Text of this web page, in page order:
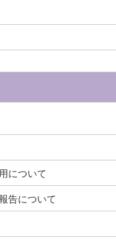
について
告について